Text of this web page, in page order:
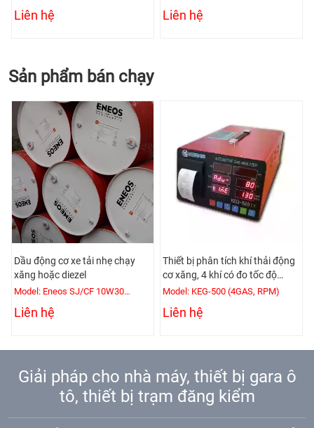
Liên hệ Liên hệ
Sản phẩm bán chạy
Dầu động cơ xe tải nhẹ chạy
xăng hoặc diezel
Model: Eneos SJ/CF 10W30
Liên hệ
Thiết bị phân tích khí thải động
cơ xăng, 4 khí có đo tốc độ
động cơ
Model: KEG-500 (4GAS, RPM)
Liên hệ
Giải pháp cho nhà máy, thiết bị gara ô
tô, thiết bị trạm đăng kiểm